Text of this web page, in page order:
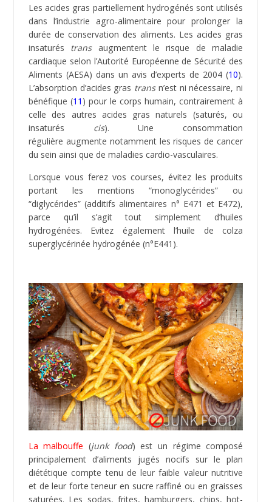
Les aliments industrielssont des aliments issus de
l’industrie agro-alimentaire. Leur développement est
étroitement lié avec celui des techniques de
conservation et du système de grande de distribution
de denrées alimentaires commerciales.
Ces aliments ont été transformés par l’ajout d’additifs
ou ont subi des traitements thermiques ou chimiques
qui altèrent ou détruisent leurs composants naturels
(minéraux vitamines, acides gras …). L’association et
l’accumulation des additifs représentent un risque sur
la santé. La présence excessive de sucre raffiné
transformés provoque des addictions (2) et contribue
au développement de maladies cardiovasculaires.
Certains plats préparés contiennent un taux
anormalement élevé en sel, ce qui augmente les
La plupart des aliments industriels sont pauvres en
non transformés. En effet, les produits alimentaires
qui ont subit un traitement industriel perdent
composants de base à savoir les vitamines, le
surpoids et d’obésité.
conçoivent des aliments “ hyper-gratifiant ” pour nous
rendre accro (3) et ainsi nous amener à consommer
stimulent le système hédonique (récompense) situé
dans le cerveau. S’en suit une libération intense de
dopamine qui influe sur la biochimie du cerveau.
certaines personnes, les actions de la dopamine et
de récompense, peuvent brouiller les signaux
hormonaux et surmonter les tentatives conscientes
d’arrêter de manger quand le corps estrempli
Dans ce cas, ildevient facile de se suralimenter tout
en étant conscient du risque pour la santé (
distinctes de submerger notre cerveau». C’est à dire
que nous pouvons en avoir assez d’une sorte
d’aliment, mais avoir encore de l’appétit pour autre
chose.
Un autre concerne “la disparition de la densité
calorique”. Les aliments fondent plus vite dans la
bouche, nécessitent moins d’efforts pour être avalés,
ainsi le cerveau pense qu’il n’y a pas de calories et
donne le feu vertpour continuer à manger toujours
plus. Une étude de 2010 (6)réalisée sur 17 hommes
et femmes en bonne santé montre qu’il faut 2 fois
plus d’énergie pour consommer repas à base
d’aliments entiers non transformés comparé à un
repas composé de produits industriels.
La dépendance alimentaire peut être aussi invalidante
que la drogue ou l’alcool. De même, selon Dr Sara
Gottfried – MD, il est possiblede gérer
l’addiction alimentaire grâce à la réinitialisation de
notre biochimie, en suivant un régime nutritionnel sain
et naturel.
Les additifs alimentaires
aux aliments industriels. Ils ont plusieurs fonctions
telles agent de conservation, exhausteur de goût,
colorant, régulateur de pH.